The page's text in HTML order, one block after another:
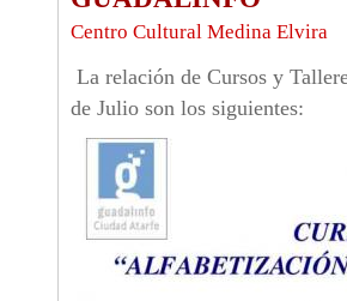
Centro Cultural Medina Elvira
La relación de Cursos y
de Julio son los siguientes: